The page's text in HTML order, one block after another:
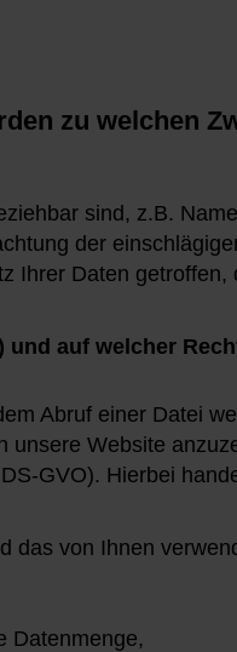
zu welchen
sind, z.B.
der
Ihrer Daten
und auf welcher
Abruf einer Datei
Website
GVO). Hierbei
das von Ihnen
Datenmenge,